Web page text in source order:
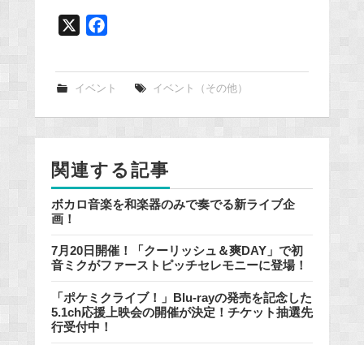
e
k
イベント イベント（その他）
関連する記事
ボカロ音楽を和楽器のみで奏でる新ライブ企
画！
7月20日開催！「クーリッシュ＆爽DAY」で初
音ミクがファーストピッチセレモニーに登場！
「ポケミクライブ！」Blu-rayの発売を記念した
5.1ch応援上映会の開催が決定！チケット抽選先
行受付中！